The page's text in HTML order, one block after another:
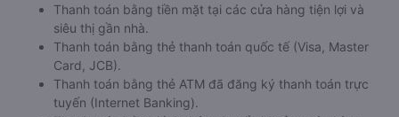
Thanh toán bằng tiền mặt tại các cửa hàng tiện lợi và
siêu thị gần nhà.
Thanh toán bằng thẻ thanh toán quốc tế (Visa, Master
Card, JCB).
Thanh toán bằng thẻ ATM đã đăng ký thanh toán trực
tuyến (Internet Banking).